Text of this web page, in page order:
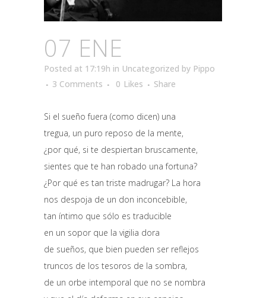
07 ENE
Posted at 17:19h in Uncategorized by Pippo
3 Comments
0 Likes Share
Si el sueño fuera (como dicen) una
tregua, un puro reposo de la mente,
¿por qué, si te despiertan bruscamente,
sientes que te han robado una fortuna?
¿Por qué es tan triste madrugar? La hora
nos despoja de un don inconcebible,
tan íntimo que sólo es traducible
en un sopor que la vigilia dora
de sueños, que bien pueden ser reflejos
truncos de los tesoros de la sombra,
de un orbe intemporal que no se nombra